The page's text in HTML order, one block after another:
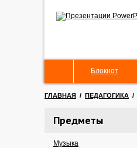
Блокнот
ГЛАВНАЯ / ПЕДАГОГИКА /
Предметы
Музыка